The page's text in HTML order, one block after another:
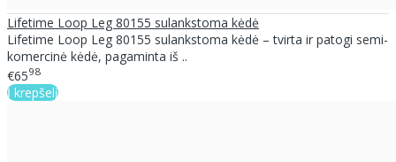
Lifetime Loop Leg 80155 sulankstoma kėdė
Lifetime Loop Leg 80155 sulankstoma kėdė – tvirta ir patogi semi-
komercinė kėdė, pagaminta iš ..
€6598
Į krepšelį